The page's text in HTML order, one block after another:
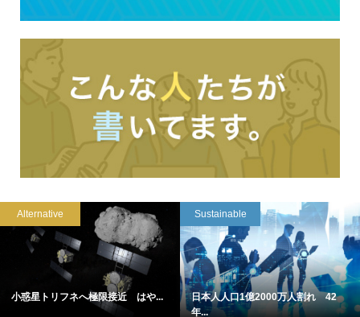
Alternative
小惑星トリフネへ極限接近 はや...
Sustainable
日本人人口1億2000万人割れ 42
年...